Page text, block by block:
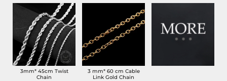
3mm* 45cm Twist
Chain
3 mm* 60 cm Cable
Link Gold Chain